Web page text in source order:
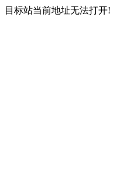
目标站当前地址无法打开!